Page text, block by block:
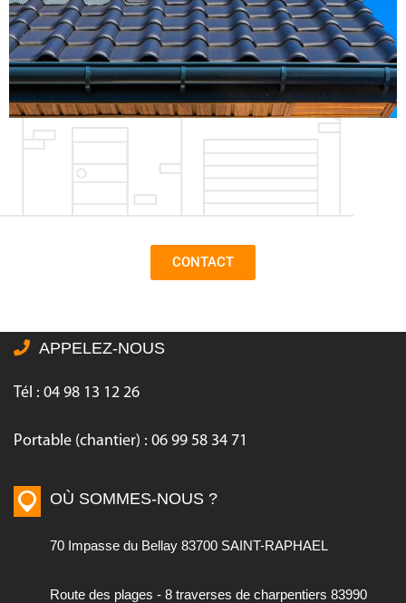
CONTACT
APPELEZ-NOUS
Tél : 04 98 13 12 26
Portable (chantier) : 06 99 58 34 71
OÙ SOMMES-NOUS ?
70 Impasse du Bellay 83700 SAINT-RAPHAEL
Route des plages - 8 traverses de charpentiers 83990